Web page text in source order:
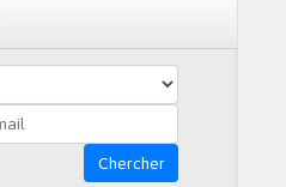
Chercher